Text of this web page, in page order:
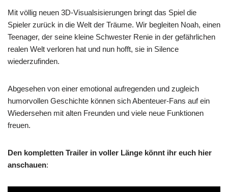
Mit völlig neuen 3D-Visualsisierungen bringt das Spiel die
Spieler zurück in die Welt der Träume. Wir begleiten Noah, einen
Teenager, der seine kleine Schwester Renie in der gefährlichen
realen Welt verloren hat und nun hofft, sie in Silence
wiederzufinden.
Abgesehen von einer emotional aufregenden und zugleich
humorvollen Geschichte können sich Abenteuer-Fans auf ein
Wiedersehen mit alten Freunden und viele neue Funktionen
freuen.
Den kompletten Trailer in voller Länge könnt ihr euch hier
anschauen: